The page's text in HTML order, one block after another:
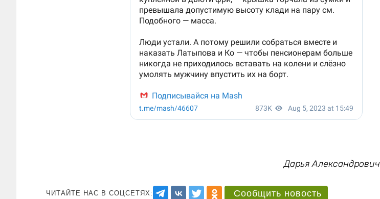
Дарья Александрович
ЧИТАЙТЕ НАС В СОЦСЕТЯХ: Сообщить новость